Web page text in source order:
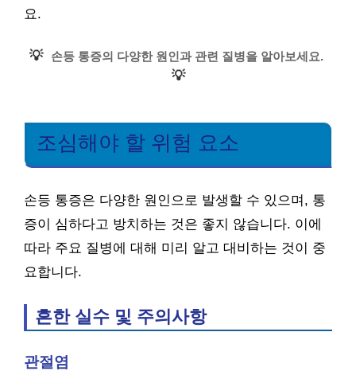
요.
💡 손등 통증의 다양한 원인과 관련 질병을 알아보세요.
💡
조심해야 할 위험 요소
손등 통증은 다양한 원인으로 발생할 수 있으며, 통
증이 심하다고 방치하는 것은 좋지 않습니다. 이에
따라 주요 질병에 대해 미리 알고 대비하는 것이 중
요합니다.
흔한 실수 및 주의사항
관절염